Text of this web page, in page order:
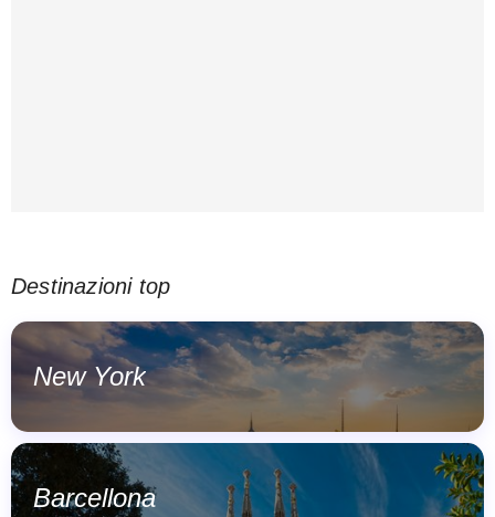
Destinazioni top
New York
Barcellona